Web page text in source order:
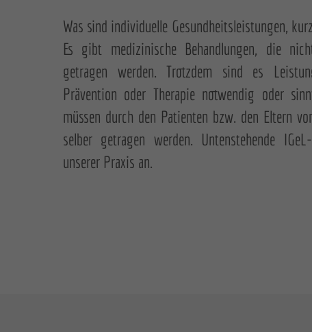
Was sind individuelle Gesundheitsleistungen,
Es gibt medizinische Behandlungen, die
getragen werden. Trotzdem sind es
Prävention oder Therapie notwendig oder
müssen durch den Patienten bzw. den Eltern
selber getragen werden. Untenstehende
unserer Praxis an.